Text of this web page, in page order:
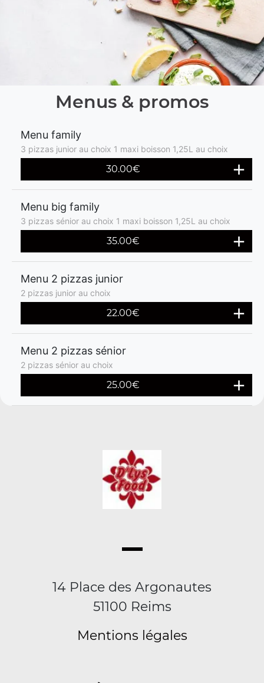
Menus & promos
Menu family
3 pizzas junior au choix 1 maxi boisson 1,25L au choix
30.00€
Menu big family
3 pizzas sénior au choix 1 maxi boisson 1,25L au choix
35.00€
Menu 2 pizzas junior
2 pizzas junior au choix
22.00€
Menu 2 pizzas sénior
2 pizzas sénior au choix
25.00€
14 Place des Argonautes
51100 Reims
Mentions légales